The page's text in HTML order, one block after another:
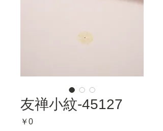
友禅小紋-45127
￥0価